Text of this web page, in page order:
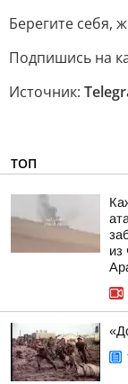
Берегите себя,
Подпишись на
Источник:
ТОП
из